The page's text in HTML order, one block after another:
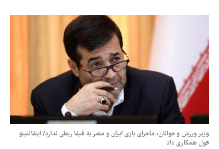
وزیر ورزش و جوانان: ماجرای بازی ایران و مصر به فیفا ربطی ندارد/ اینفانتینو
قول همکاری داد